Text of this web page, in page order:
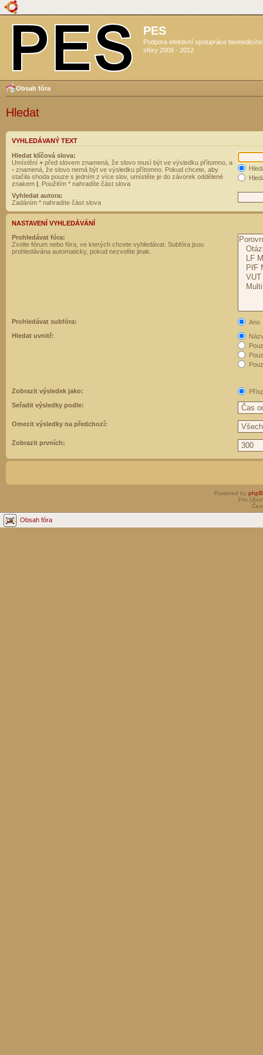
PES
Podpora efektivní spolupráce
sféry 2009 - 2012
Obsah fóra
Hledat
VYHLEDÁVANÝ TEXT
Hledat klíčová slova:
Umístění + před slovem znamená, že slovo musí být ve výsledku přítomno, a
- znamená, že slovo nemá být ve výsledku přítomno. Pokud chcete, aby
stačila shoda pouze s jedním z více slov, umístěte je do závorek oddělené
znakem | . Použitím * nahradíte část slova
Vyhledat autora:
Zadáním * nahradíte část slova
NASTAVENÍ VYHLEDÁVÁNÍ
Prohledávat fóra:
Zvolte fórum nebo fóra, ve kterých chcete vyhledávat. Subfóra jsou
prohledávána automaticky, pokud nezvolíte jinak.
Prohledávat subfóra:
Ano
Hledat uvnitř:
Zobrazit výsledek jako:
Seřadit výsledky podle:
Omezit výsledky na předchozí:
Zobrazit prvních:
Powered by
Pro
Obsah fóra